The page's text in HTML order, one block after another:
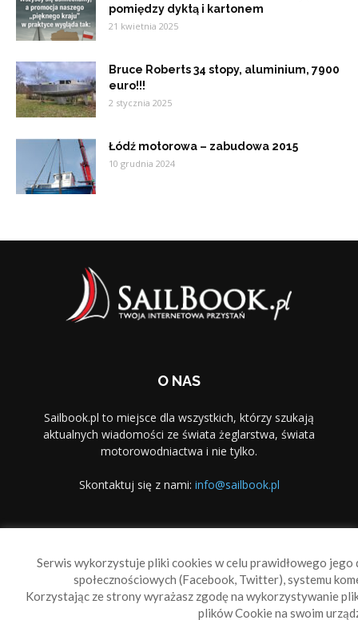
pomiędzy dyktą i kartonem
21 kwietnia 2025
Bruce Roberts 34 stopy, aluminium, 7900
euro!!!
2 stycznia 2025
Łódź motorowa – zabudowa 2015
10 grudnia 2024
O NAS
Sailbook.pl to miejsce dla wszystkich, którzy szukają
aktualnych wiadomości ze świata żeglarstwa, świata
motorowodniactwa i nie tylko.
Skontaktuj się z nami: info@sailbook.pl
Serwis wykorzystuje pliki cookies w celu prawidłowego
społecznościowych (Facebook, Twitter), systemu
Korzystając ze strony wyrażasz zgodę na wykorzystywanie
plików Cookie na swoim